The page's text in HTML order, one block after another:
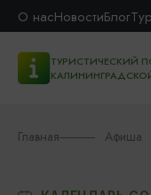
О насНовостиБлог
ТУРИСТИЧЕСКИЙ
Главная Афиша